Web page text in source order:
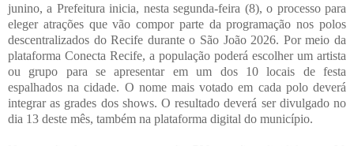
junino, a Prefeitura inicia, nesta segunda-feira (8), o processo para
eleger atrações que vão compor parte da programação nos polos
descentralizados do Recife durante o São João 2026. Por meio da
plataforma Conecta Recife, a população poderá escolher um artista
ou grupo para se apresentar em um dos 10 locais de festa
espalhados na cidade. O nome mais votado em cada polo deverá
integrar as grades dos shows. O resultado deverá ser divulgado no
dia 13 deste mês, também na plataforma digital do município.